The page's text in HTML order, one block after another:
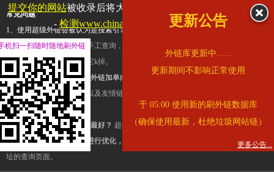
常见问题
1、使用超级外链会被认为是搜索引擎优化作弊吗？ 超级外链只是一个简便而集成
查询工具，模拟的是正常手工查询，不是作弊。如果是作弊，那您可以使用超级外
推广竞争对手的网址，让它k掉。
2、网站优化单纯依靠超级外链加单向链接可行吗？
链，需要结合普通的外链以及友情链接，您可以到站长论坛发布外链，到友情链接
台交换友情链接。
3、如何使用超级外链效果最好？ 超级外链不同于普通的外链，它是动态的链接，
有频繁使用超级外链工具进行优化，才能获得稳定的外链
，最终使搜索引擎收录带
址的查询页面。
提交你的网站被收录后将大幅提升流量和外链，
查看展示页面
- 检测www.chinawater.com.cn是否收录
更新公告
外链库更新中......
更新期间不影响正常使用
于 05:00 使用新的刷外链数据库
（确保使用最新，杜绝垃圾网站链）
更多公告...
机扫一扫随时随地刷外链